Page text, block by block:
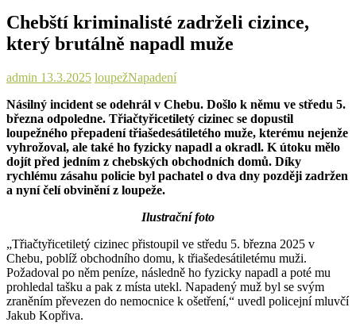
Chebští kriminalisté zadrželi cizince,
který brutálně napadl muže
admin 13.3.2025 loupežNapadení
Násilný incident se odehrál v Chebu. Došlo k němu ve středu 5.
března odpoledne. Třiačtyřicetiletý cizinec se dopustil
loupežného přepadení třiašedesátiletého muže, kterému nejenže
vyhrožoval, ale také ho fyzicky napadl a okradl. K útoku mělo
dojít před jedním z chebských obchodních domů. Díky
rychlému zásahu policie byl pachatel o dva dny později zadržen
a nyní čelí obvinění z loupeže.
Ilustrační foto
„Třiačtyřicetiletý cizinec přistoupil ve středu 5. března 2025 v
Chebu, poblíž obchodního domu, k třiašedesátiletému muži.
Požadoval po něm peníze, následně ho fyzicky napadl a poté mu
prohledal tašku a pak z místa utekl. Napadený muž byl se svým
zraněním převezen do nemocnice k ošetření,“ uvedl policejní mluvčí
Jakub Kopřiva.